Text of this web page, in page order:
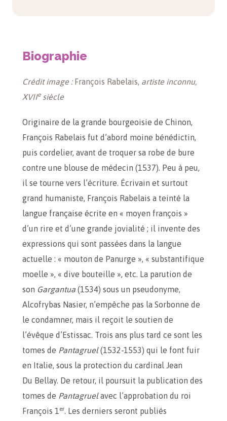
Biographie
Crédit image :François Rabelais, artiste inconnu,
XVIIesiècle
Originaire de la grande bourgeoisie de Chinon,
François Rabelais fut d’abord moine bénédictin,
puis cordelier, avant de troquer sa robe de bure
contre une blouse de médecin (1537). Peu à peu,
il se tourne vers l’écriture. Écrivain et surtout
grand humaniste, François Rabelais a teinté la
langue française écrite en « moyen françois »
d’un rire et d’une grande jovialité ; il invente des
expressions qui sont passées dans la langue
actuelle : « mouton de Panurge », « substantifique
moelle », « dive bouteille », etc. La parution de
son Gargantua (1534) sous un pseudonyme,
Alcofrybas Nasier, n’empêche pas la Sorbonne de
le condamner, mais il reçoit le soutien de
l’évêque d’Estissac. Trois ans plus tard ce sont les
tomes de Pantagruel(1532-1553) qui le font fuir
en Italie, sous la protection du cardinal Jean
Du Bellay. De retour, il poursuit la publication des
tomes de Pantagruelavec l’approbation du roi
François 1er. Les derniers seront publiés